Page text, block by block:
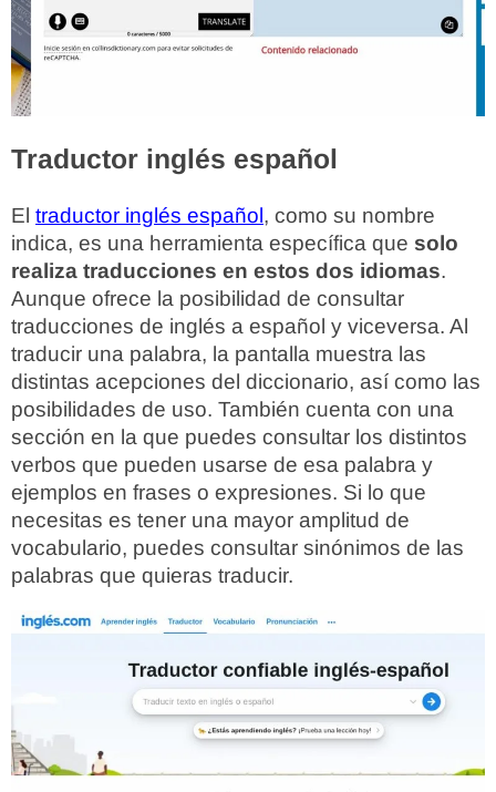
Traductor inglés español
El traductor inglés español, como su nombre
indica, es una herramienta específica que solo
realiza traducciones en estos dos idiomas.
Aunque ofrece la posibilidad de consultar
traducciones de inglés a español y viceversa. Al
traducir una palabra, la pantalla muestra las
distintas acepciones del diccionario, así como las
posibilidades de uso. También cuenta con una
sección en la que puedes consultar los distintos
verbos que pueden usarse de esa palabra y
ejemplos en frases o expresiones. Si lo que
necesitas es tener una mayor amplitud de
vocabulario, puedes consultar sinónimos de las
palabras que quieras traducir.